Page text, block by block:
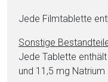
Jede Film­ta­blet­te
Sonstige
Jede Ta­blet­te
und 11,5 mg Na­tri­um